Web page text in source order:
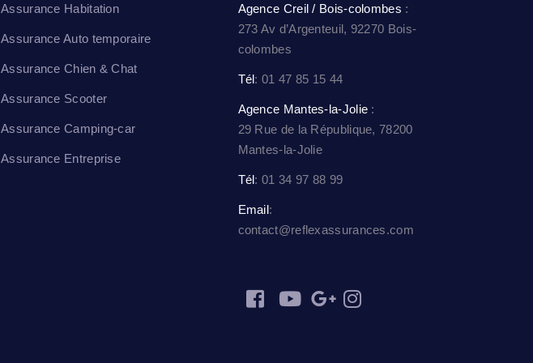
Assurance Habitation
Assurance Auto temporaire
Assurance Chien & Chat
Assurance Scooter
Assurance Camping-car
Assurance Entreprise
Agence Creil / Bois-colombes :
273 Av d’Argenteuil, 92270 Bois-
colombes
Tél: 01 47 85 15 44
Agence Mantes-la-Jolie :
29 Rue de la République, 78200
Mantes-la-Jolie
Tél: 01 34 97 88 99
Email:
contact@reflexassurances.com